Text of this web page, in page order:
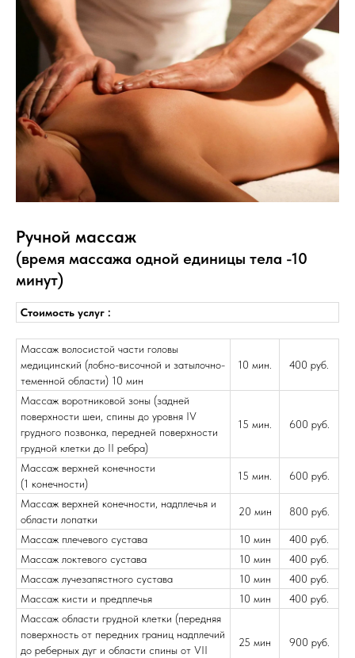
Ручной массаж
(время массажа одной единицы тела -10
минут)
Стоимость услуг :
Массаж волосистой части головы
медицинский (лобно-височной и затылочно-
теменной области) 10 мин
10 мин. 400 руб.
Массаж воротниковой зоны (задней
поверхности шеи, спины до уровня IV
грудного позвонка, передней поверхности
грудной клетки до II ребра)
15 мин. 600 руб.
Массаж верхней конечности
(1 конечности)
15 мин. 600 руб.
Массаж верхней конечности, надплечья и
области лопатки
20 мин 800 руб.
Массаж плечевого сустава 10 мин
400 руб.
Массаж локтевого сустава
10 мин
400 руб.
Массаж лучезапястного сустава
10 мин
400 руб.
Массаж кисти и предплечья
10 мин
400 руб.
Массаж области грудной клетки (передняя
поверхность от передних границ надплечий
до реберных дуг и области спины от VII
25 мин 900 руб.